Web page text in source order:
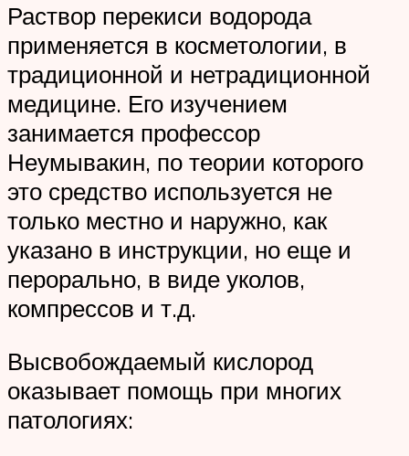
Раствор перекиси водорода
применяется в косметологии, в
традиционной и нетрадиционной
медицине. Его изучением
занимается профессор
Неумывакин, по теории которого
это средство используется не
только местно и наружно, как
указано в инструкции, но еще и
перорально, в виде уколов,
компрессов и т.д.
Высвобождаемый кислород
оказывает помощь при многих
патологиях: